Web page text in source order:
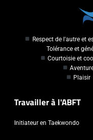
Respect de l'autre et
Tolérance et
Courtoisie et
Plaisir
Travailler à l'ABFT
Initiateur en Taekwondo